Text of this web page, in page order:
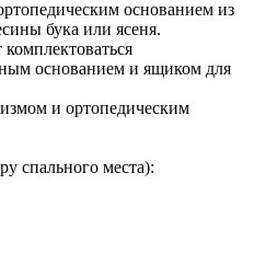
основанием из
бука или ясеня.
основанием и ящиком для
и ортопедическим
спального места):